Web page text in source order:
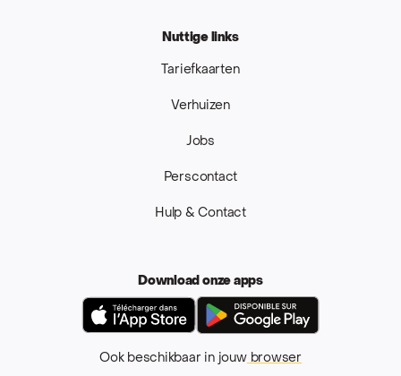
Nuttige links
Tariefkaarten
Verhuizen
Jobs
Perscontact
Hulp & Contact
Download onze apps
App Store
Ook beschikbaar in jouwbrowser